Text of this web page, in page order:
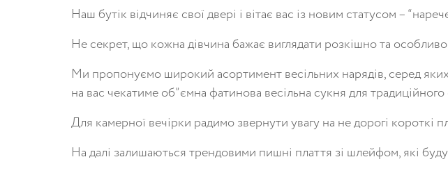
Наш бутік відчиняє своїдвері і вітає вас із новим статусом– “
Несекрет,щокожнадівчина бажає виглядати розкішнота особливо
Ми пропонуємоширокийасортиментвесільних нарядів,середяких
на вас чекатиме об”ємна фатинова весільна сукнядлятрадиційного
Для камерної вечірки радимозвернутиувагуна недорогі короткі
Надалі залишаютьсятрендовими пишні плаття зі шлейфом,які